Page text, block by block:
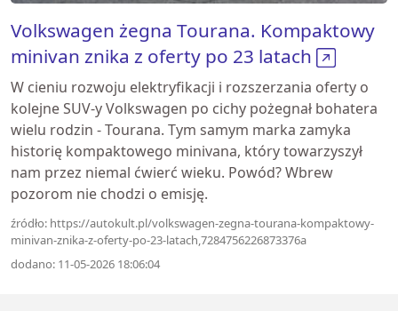
Volkswagen żegna Tourana. Kompaktowy
minivan znika z oferty po 23 latach
W cieniu rozwoju elektryfikacji i rozszerzania oferty o
kolejne SUV-y Volkswagen po cichy pożegnał bohatera
wielu rodzin - Tourana. Tym samym marka zamyka
historię kompaktowego minivana, który towarzyszył
nam przez niemal ćwierć wieku. Powód? Wbrew
pozorom nie chodzi o emisję.
źródło: https://autokult.pl/volkswagen-zegna-tourana-kompaktowy-
minivan-znika-z-oferty-po-23-latach,7284756226873376a
dodano: 11-05-2026 18:06:04